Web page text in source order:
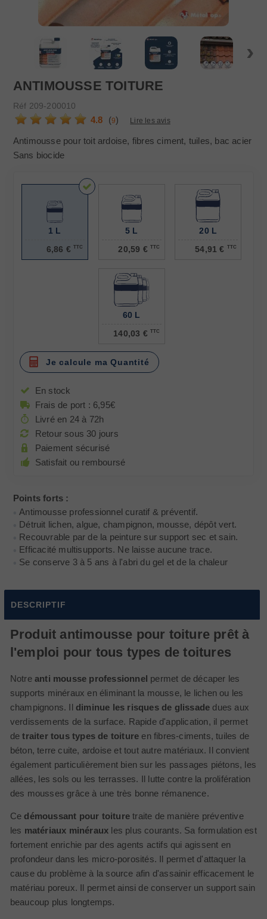
›
ANTIMOUSSE TOITURE
Réf 209-200010
4.8 (9) Lire les avis
Antimousse pour toit ardoise, fibres ciment, tuiles, bac acier
Sans biocide
1 L
6,86 € TTC
5 L
20,59 € TTC
20 L
54,91 €
TTC
60 L
140,03 € TTC
Je calcule ma Quantité
En stock
Frais de port : 6,95€
Livré en 24 à 72h
Retour sous 30 jours
Paiement sécurisé
Satisfait ou remboursé
Points forts :
Antimousse professionnel curatif & préventif.
Détruit lichen, algue, champignon, mousse, dépôt vert.
Recouvrable par de la peinture sur support sec et sain.
Efficacité multisupports. Ne laisse aucune trace.
Se conserve 3 à 5 ans à l'abri du gel et de la chaleur
DESCRIPTIF
Produit antimousse pour toiture prêt à
l'emploi pour tous types de toitures
Notre anti mousse professionnel permet de décaper les
supports minéraux en éliminant la mousse, le lichen ou les
champignons. Il diminue les risques de glissade dues aux
verdissements de la surface. Rapide d'application, il permet
detraiter tous types de toiture en fibres-ciments, tuiles de
béton, terre cuite, ardoise et tout autre matériaux. Il convient
également particulièrement bien sur les passages piétons, les
allées, les sols ou les terrasses. Il lutte contre la prolifération
des mousses grâce à une très bonne rémanence.
Ce démoussant pour toituretraite de manière préventive
les matériaux minéraux les plus courants. Sa formulation est
fortement enrichie par des agents actifs qui agissent en
profondeur dans les micro-porosités. Il permet d'attaquer la
cause du problème à la source afin d'assainir efficacement le
matériau poreux. Il permet ainsi de conserver un support sain
beaucoup plus longtemps.
Pensez au primaire (sous-couche) & au diluant si besoin
Appliquer le primaire en 1 couche
Appliquer la peinture de finition en 2 couches